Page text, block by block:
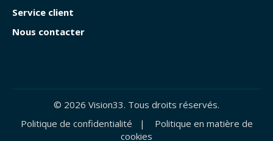
Service client
Nous contacter
© 2026 Vision33. Tous droits réservés.
Politique de confidentialité | Politique en matière de
cookies